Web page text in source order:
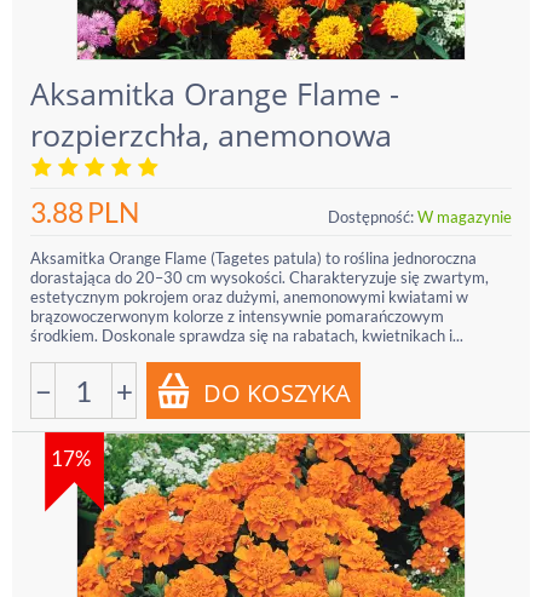
Aksamitka Orange Flame -
rozpierzchła, anemonowa
3.88PLN Dostępność:W magazynie
Aksamitka Orange Flame (Tagetes patula) to roślina jednoroczna
dorastająca do 20–30 cm wysokości. Charakteryzuje się zwartym,
estetycznym pokrojem oraz dużymi, anemonowymi kwiatami w
brązowoczerwonym kolorze z intensywnie pomarańczowym
środkiem. Doskonale sprawdza się na rabatach, kwietnikach i...
− +
17%